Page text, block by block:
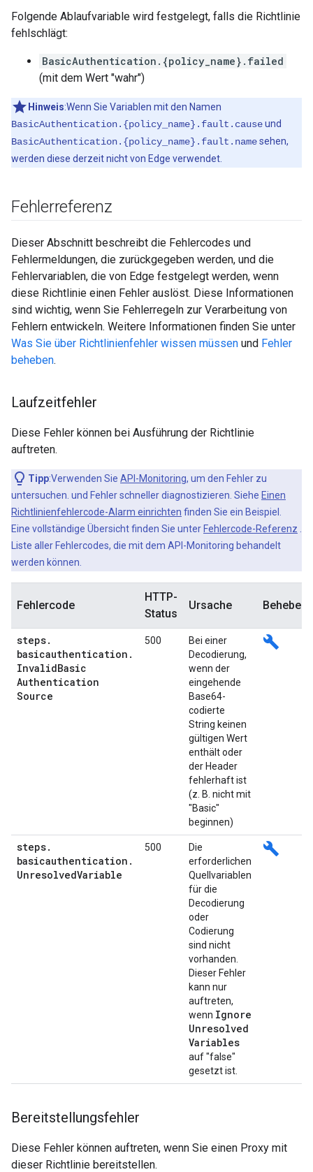
Folgende Ablaufvariable wird festgelegt, falls die Richtlinie
fehlschlägt:
BasicAuthentication.{policy_name}.failed
(mit dem Wert "wahr")
Hinweis:Wenn Sie Variablen mit den Namen
BasicAuthentication.{policy_name}.fault.causeund
BasicAuthentication.{policy_name}.fault.namesehen,
werden diese derzeit nicht von Edge verwendet.
Fehlerreferenz
Dieser Abschnitt beschreibt die Fehlercodes und
Fehlermeldungen, die zurückgegeben werden, und die
Fehlervariablen, die von Edge festgelegt werden, wenn
diese Richtlinie einen Fehler auslöst. Diese Informationen
sind wichtig, wenn Sie Fehlerregeln zur Verarbeitung von
Fehlern entwickeln. Weitere Informationen finden Sie unter
Was Sie über Richtlinienfehler wissen müssen und Fehler
beheben.
Laufzeitfehler
Diese Fehler können bei Ausführung der Richtlinie
auftreten.
Tipp:Verwenden Sie API-Monitoring, um den Fehler zu
untersuchen. und Fehler schneller diagnostizieren. Siehe Einen
Richtlinienfehlercode-Alarm einrichten finden Sie ein Beispiel.
Eine vollständige Übersicht finden Sie unter Fehlercode-Referenz
Liste aller Fehlercodes, die mit dem API-Monitoring behandelt
werden können.
Fehlercode
HTTP-
Status
Ursache Beheben
steps.
basicauthentication .
InvalidBasic
Authentication
Source
500
Bei einer
Decodierung,
wenn der
eingehende
Base64-
codierte
String keinen
gültigen Wert
enthält oder
der Header
fehlerhaft ist
(z. B. nicht mit
"Basic"
beginnen)
build
steps.
basicauthentication .
UnresolvedVariable
500
Die
erforderlichen
Quellvariablen
für die
Decodierung
oder
Codierung
sind nicht
vorhanden.
Dieser Fehler
kann nur
auftreten,
wenn Ignore
Unresolved
Variables
auf "false"
gesetzt ist.
build
Bereitstellungsfehler
Diese Fehler können auftreten, wenn Sie einen Proxy mit
dieser Richtlinie bereitstellen.